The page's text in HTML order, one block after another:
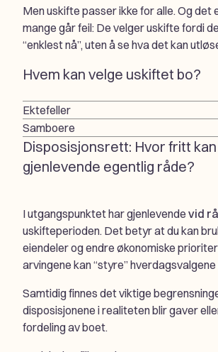
Men uskifte passer ikke for alle. Og det
mange går feil: De velger uskifte fordi
“enklest nå”, uten å se hva det kan
Hvem kan velge uskiftet bo?
Ektefeller
Samboere
Disposisjonsrett: Hvor fritt kan
gjenlevende egentlig råde?
I utgangspunktet har gjenlevende vid
uskifteperioden. Det betyr at du kan
eiendeler og endre økonomiske
arvingene kan “styre” hverdagsvalgene
Samtidig finnes det viktige
disposisjonene i realiteten blir gaver
fordeling av boet.